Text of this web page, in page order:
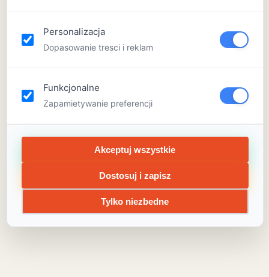
Zrób te 3 rzeczy, a pewność
Twojego dziecka wzrośnie
Zrób te 3 rzeczy, a pewność siebie Twojego
dziecka wzrośnie. Pewność siebie nie jest
czymś, z czym dziecko się rodzi. Pewność
siebie i poczucie własnej
Personalizacja
Dopasowanie tresci i reklam
Funkcjonalne
Zapamietywanie preferencji
Akceptuj wszystkie
Dostosuj i zapisz
Tylko niezbedne